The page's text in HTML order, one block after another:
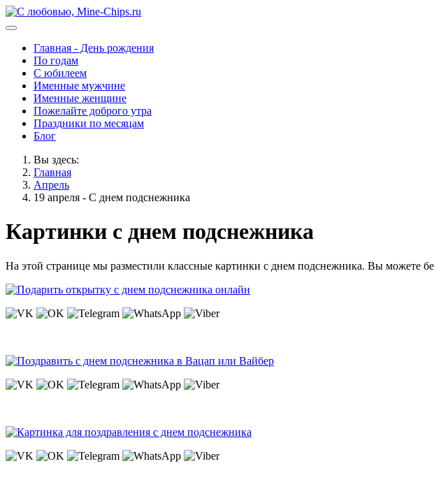
Главная - День рождения
По годам
С юбилеем
Именные мужчине
Именные женщине
Пожелайте доброго утра
Праздники по месяцам
Блог
Вы здесь:
Главная
Апрель
19 апреля - С днем подснежника
Картинки с днем подснежника
На этой странице мы разместили классные картинки с днем подснежника. Вы можете